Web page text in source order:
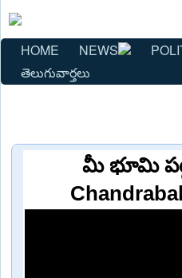
HOME NEWS
తెలుగువార్తలు
మీ భూమి